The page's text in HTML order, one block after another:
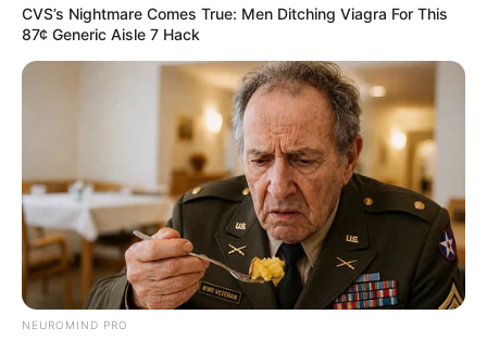
CVS’s Nightmare Comes True: Men Ditching Viagra For This
87¢ Generic Aisle 7 Hack
NEUROMIND PRO